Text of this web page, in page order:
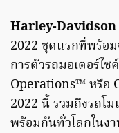
Harley-Davidson
2022 ชุดแรกที่พร้อ
การตัวรถมอเตอร์ไ
Operations™ หรือ
2022 นี้ รวมถึงรถโม
พร้อมกันทั่วโลกในง